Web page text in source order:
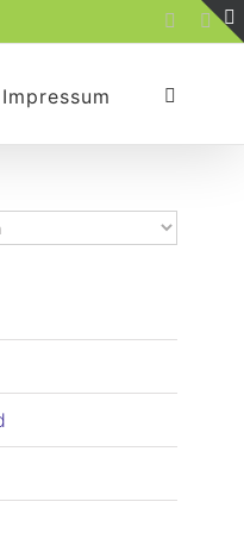
Rss
Impressum